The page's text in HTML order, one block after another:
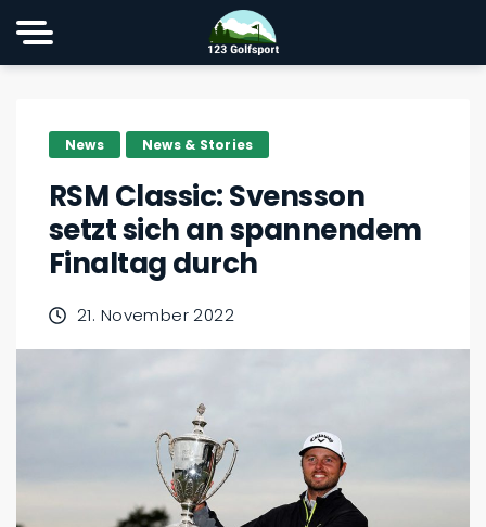
News News & Stories
RSM Classic: Svensson
setzt sich an spannendem
Finaltag durch
21. November 2022